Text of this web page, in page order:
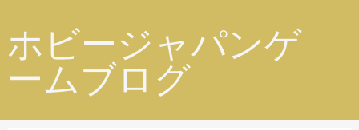
ホビージャパンゲ
ームブログ